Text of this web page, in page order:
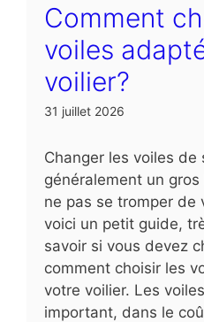
Comment
voiles
voilier?
31 juillet 2026
Changer les voiles de
généralement un
ne pas se tromper de
voici un petit guide,
savoir si vous devez
comment choisir les
votre voilier. Les
important, dans le